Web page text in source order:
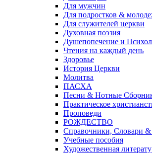
Для мужчин
Для подростков &
Для служителей церкви
Духовная поэзия
Душепопечение и
Чтения на каждый день
Здоровье
История Церкви
Молитва
ПАСХА
Песни & Нотные
Практическое
Проповеди
РОЖДЕСТВО
Справочники, Словари
Учебные пособия
Художественная